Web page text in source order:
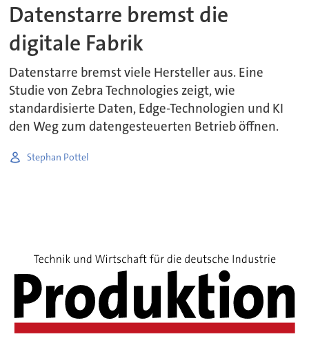
Datenstarre bremst die
digitale Fabrik
Datenstarre bremst viele Hersteller aus. Eine
Studie von Zebra Technologies zeigt, wie
standardisierte Daten, Edge-Technologien und KI
den Weg zum datengesteuerten Betrieb öffnen.
Stephan Pottel